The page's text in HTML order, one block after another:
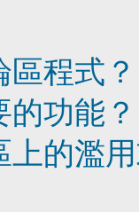
程式？
功能？
上的濫